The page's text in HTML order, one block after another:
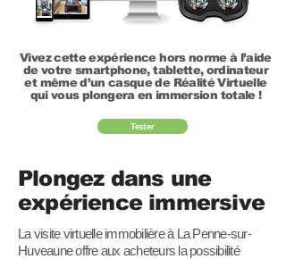
Vivez cette expérience hors norme à l’aide
de votre smartphone, tablette, ordinateur
et même d’un casque de Réalité Virtuelle
qui vous plongera en immersion totale !
Tester
Plongez dans une
expérience immersive
La visite virtuelle immobilière à La Penne-sur-
Huveaune offre aux acheteurs la possibilité